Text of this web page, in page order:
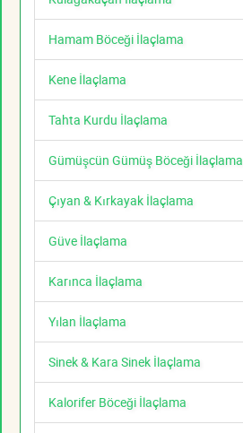
Hamam Böceği İlaçlama
Kene İlaçlama
Tahta Kurdu İlaçlama
Gümüşcün Gümüş Böceği İlaçlama
Çıyan & Kırkayak İlaçlama
Güve İlaçlama
Karınca İlaçlama
Yılan İlaçlama
Sinek & Kara Sinek İlaçlama
Kalorifer Böceği İlaçlama